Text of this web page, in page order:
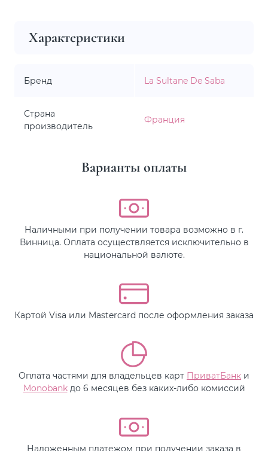
Характеристики
Бренд La Sultane De Saba
Страна
производитель
Франция
Варианты оплаты
Наличными при получении товара возможно в г.
Винница. Оплата осуществляется исключительно в
национальной валюте.
Картой Visa или Mastercard после оформления заказа
Оплата частями для владельцев карт ПриватБанк и
Monobankдо 6 месяцев без каких-либо комиссий
Наложенным платежом при получении заказа в